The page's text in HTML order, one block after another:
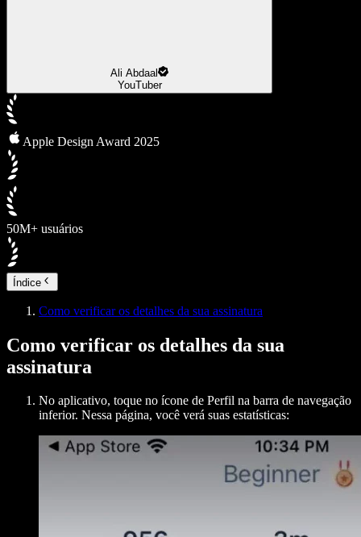
Ali Abdaal
YouTuber
Apple Design Award 2025
50M+ usuários
Índice
Como verificar os detalhes da sua assinatura
Como verificar os detalhes da sua
assinatura
No aplicativo, toque no ícone de Perfil na barra de navegação
inferior. Nessa página, você verá suas estatísticas: